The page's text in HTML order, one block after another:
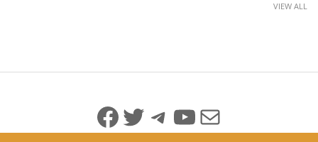
VIEW ALL
Facebook
Twitter
Telegram
YouTube
Mail